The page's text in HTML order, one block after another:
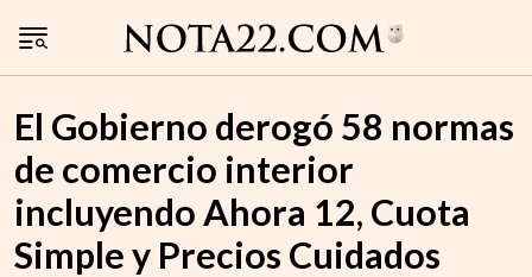
El Gobierno derogó 58 normas
de comercio interior
incluyendo Ahora 12, Cuota
Simple y Precios Cuidados